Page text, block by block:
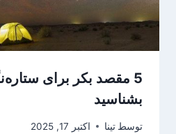
5 مقصد بکر برای
بشناسید
توسط تینا اکتبر 17, 2025